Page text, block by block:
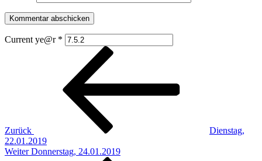
Current ye@r *
Beitragsnavigation
Zurück
Dienstag,
22.01.2019
Nächster
Weiter Donnerstag, 24.01.2019